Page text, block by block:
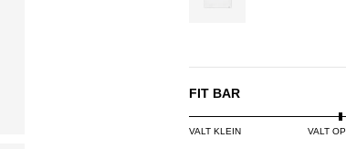
FIT BAR
VALT KLEIN VALT